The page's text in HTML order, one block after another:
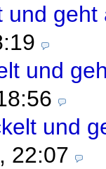
und geht
und
und
22:07